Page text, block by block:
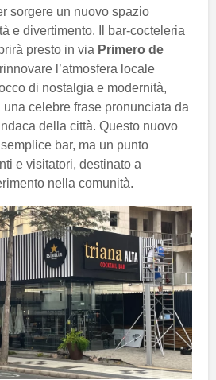
sorgere un nuovo spazio
e divertimento. Il bar-cocteleria
presto in via Primero de
l’atmosfera locale
di nostalgia e modernità,
celebre frase pronunciata da
della città. Questo nuovo
bar, ma un punto
e visitatori, destinato a
nella comunità.